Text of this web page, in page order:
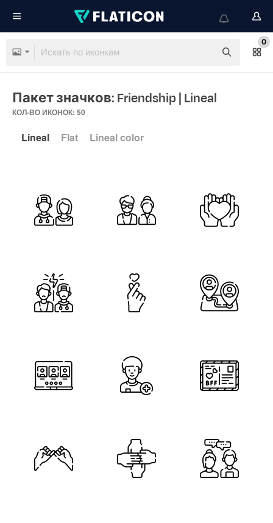
0
Пакет значков: Friendship | Lineal
КОЛ-ВО ИКОНОК: 50
Lineal Flat Lineal color